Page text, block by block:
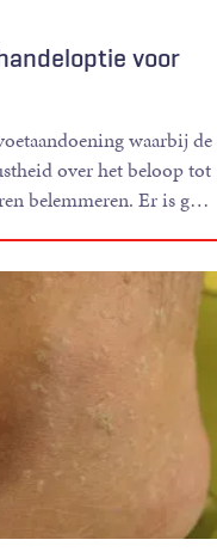
voor
waarbij de
over het beloop tot
belemmeren. Er is g…